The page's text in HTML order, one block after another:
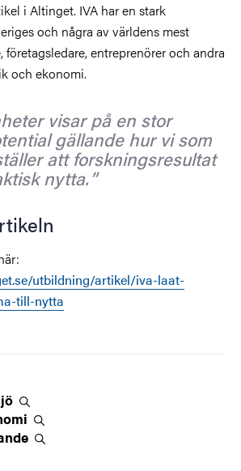
i Altinget. IVA har en stark
och några av världens mest
företagsledare, entreprenörer och andra
och ekonomi.
visar på en stor
gällande hur vi som
att forskningsresultat
nytta.
utbildning/artikel/iva-laat-
till-nytta